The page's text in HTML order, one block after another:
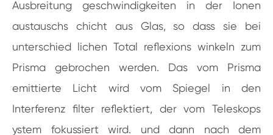
Ausbreitung geschwindigkeiten in der Ionen
austauschs chicht aus Glas, so dass sie bei
unterschied lichen Total reflexions winkeln zum
Prisma gebrochen werden. Das vom Prisma
emittierte Licht wird vom Spiegel in den
Interferenz filter reflektiert, der vom Teleskops
ystem fokussiert wird. und dann nach dem